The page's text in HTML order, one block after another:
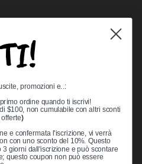
Bearings
promozioni e..:
ordine quando ti iscrivi!
$100, non cumulabile con altri sconti
)
e confermata l'iscrizione, vi verrà
con uno sconto del 10%. Questo
giorni dall'iscrizione e può scontare
questo coupon non può essere